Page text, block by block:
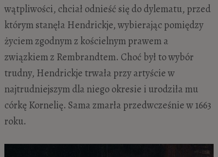
wątpliwości, chciał odnieść się do dylematu, przed
którym stanęła Hendrickje, wybierając pomiędzy
życiem zgodnym z kościelnym prawem a
związkiem z Rembrandtem. Choć był to wybór
trudny, Hendrickje trwała przy artyście w
najtrudniejszym dla niego okresie i urodziła mu
córkę Kornelię. Sama zmarła przedwcześnie w 1663
roku.